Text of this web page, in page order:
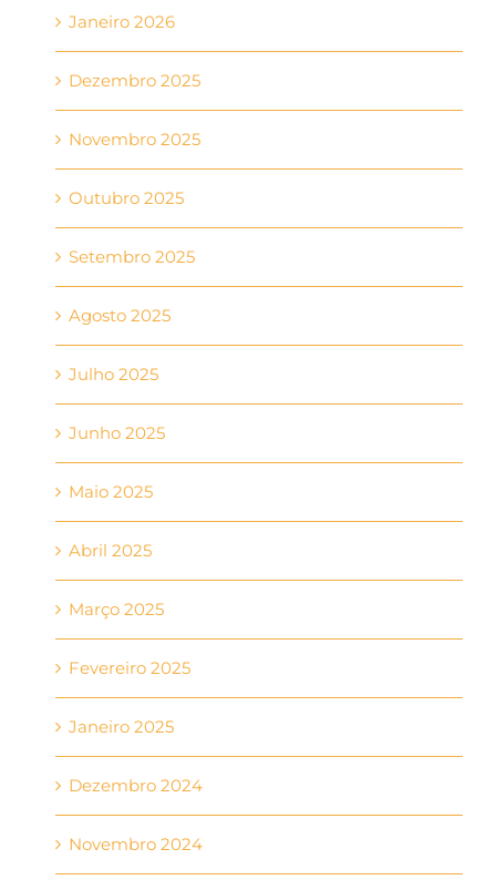
Janeiro 2026
Dezembro 2025
Novembro 2025
Outubro 2025
Setembro 2025
Agosto 2025
Julho 2025
Junho 2025
Maio 2025
Abril 2025
Março 2025
Fevereiro 2025
Janeiro 2025
Dezembro 2024
Novembro 2024